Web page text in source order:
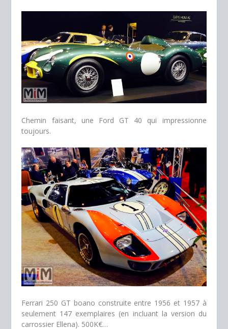
Chemin faisant, une Ford GT 40 qui impressionne
toujours.
Ferrari 250 GT boano construite entre 1956 et 1957 à
seulement 147 exemplaires (en incluant la version du
carrossier Ellena). 500K€…